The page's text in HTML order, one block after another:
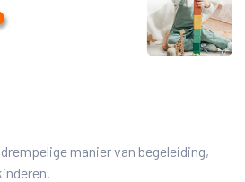
manier van begeleiding,